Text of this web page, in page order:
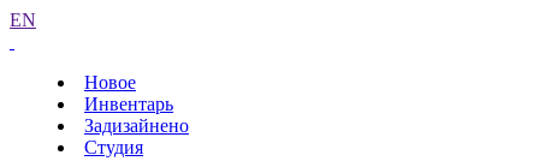
EN
Новое
Инвентарь
Задизайнено
Студия